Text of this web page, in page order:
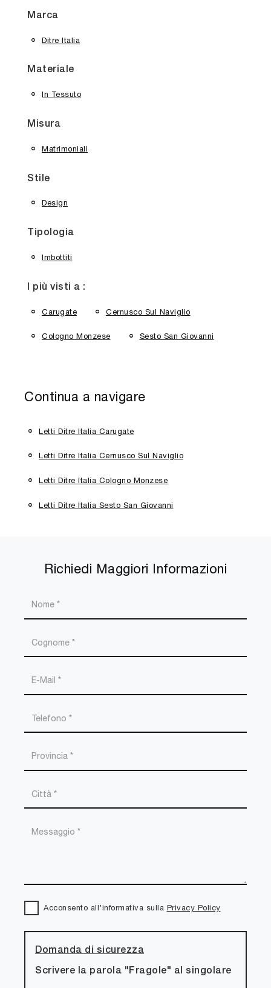
Marca
Ditre Italia
Materiale
In Tessuto
Misura
Matrimoniali
Stile
Design
Tipologia
Imbottiti
I più visti a :
Carugate Cernusco Sul Naviglio
Cologno Monzese Sesto San Giovanni
Continua a navigare
Letti Ditre Italia Carugate
Letti Ditre Italia Cernusco Sul Naviglio
Letti Ditre Italia Cologno Monzese
Letti Ditre Italia Sesto San Giovanni
Richiedi Maggiori Informazioni
Acconsento all'informativa sulla Privacy Policy
Domanda di sicurezza
Scrivere la parola "Fragole" al singolare